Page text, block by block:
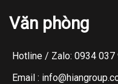
Văn phòng
Hotline / Zalo: 0934 037
Email :